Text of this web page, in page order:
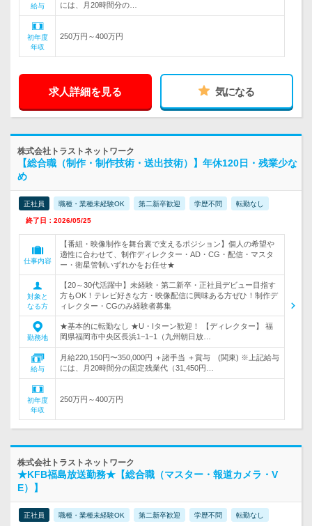
給与
には、月20時間分の…
初年度
年収
250万円～400万円
求人詳細を見る 気になる
株式会社トラストネットワーク
【総合職（制作・制作技術・送出技術）】年休120日・残業少な
め
正社員 職種・業種未経験OK 第二新卒歓迎 学歴不問 転勤なし
終了日：2026/05/25
仕事内容
【番組・映像制作を舞台裏で支えるポジション】個人の希望や
適性に合わせて、制作ディレクター・AD・CG・配信・マスタ
ー・衛星管制いずれかをお任せ★
対象と
なる方
【20～30代活躍中】未経験・第二新卒・正社員デビュー目指す
方もOK！テレビ好きな方・映像配信に興味ある方ぜひ！制作デ
ィレクター・CGのみ経験者募集
勤務地
★基本的に転勤なし ★U・Iターン歓迎！ 【ディレクター】 福
岡県福岡市中央区長浜1−1−1（九州朝日放…
給与
月給220,150円〜350,000円 ＋諸手当 ＋賞与 (関東) ※上記給与
には、月20時間分の固定残業代（31,450円…
初年度
年収
250万円～400万円
株式会社トラストネットワーク
★KFB福島放送勤務★【総合職（マスター・報道カメラ・V
E）】
正社員 職種・業種未経験OK 第二新卒歓迎 学歴不問 転勤なし